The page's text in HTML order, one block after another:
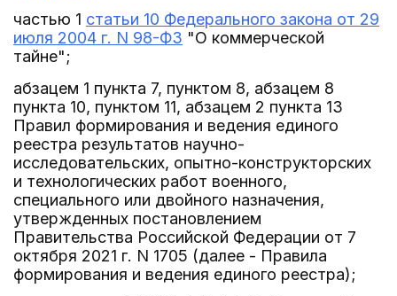
частью 1 статьи 10 Федерального закона от 29
июля 2004 г. N 98-ФЗ "О коммерческой
тайне";
абзацем 1 пункта 7, пунктом 8, абзацем 8
пункта 10, пунктом 11, абзацем 2 пункта 13
Правил формирования и ведения единого
реестра результатов научно-
исследовательских, опытно-конструкторских
и технологических работ военного,
специального или двойного назначения,
утвержденных постановлением
Правительства Российской Федерации от 7
октября 2021 г. N 1705 (далее - Правила
формирования и ведения единого реестра);